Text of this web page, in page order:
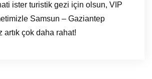
ister turistik gezi için olsun, VIP
Samsun – Gaziantep
artık çok daha rahat!